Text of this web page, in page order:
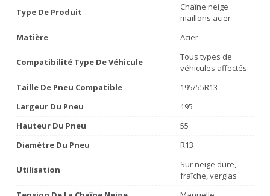
Type De Produit
Chaîne neige
maillons acier
Matière
Acier
Compatibilité Type De Véhicule
Tous types de
véhicules affectés
Taille De Pneu Compatible
195/55R13
Largeur Du Pneu
195
Hauteur Du Pneu
55
Diamètre Du Pneu
R13
Utilisation
Sur neige dure,
fraîche, verglas